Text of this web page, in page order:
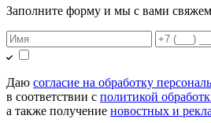
Заполните форму и мы с вами
Даю согласие на обработку
в соответствии с политикой
а также получение новостных и